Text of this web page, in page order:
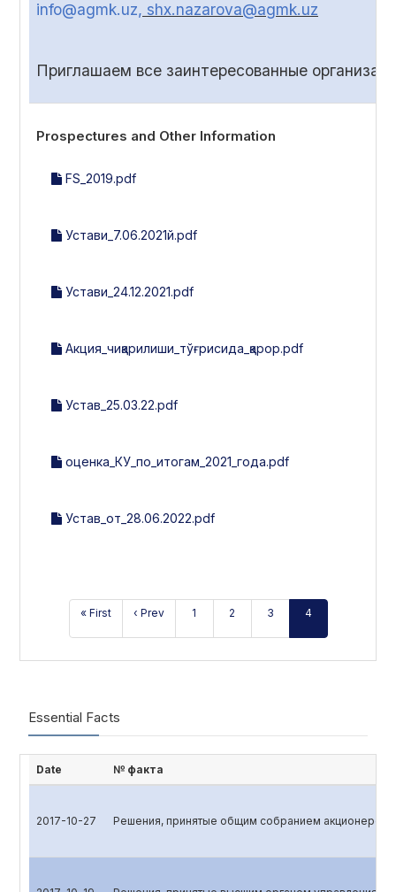
info@agmk.uz, shx.nazarova@agmk.uz
Приглашаем все заинтересованные
Prospectures and Other Information
FS_2019.pdf
Устави_7.06.2021й.pdf
Устави_24.12.2021.pdf
Акция_чиқарилиши_тўғрисида_қарор.pdf
Устав_25.03.22.pdf
оценка_КУ_по_итогам_2021_года.pdf
Устав_от_28.06.2022.pdf
« First ‹ Prev 1 2 3 4
Essential Facts
Date № факта
2017-10-27 Решения, принятые общим собранием акционеров